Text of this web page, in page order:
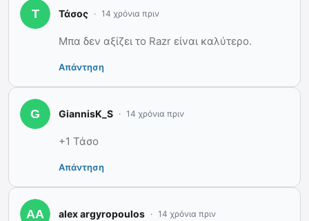
Τάσος 14 χρόνια πριν
Μπα δεν αξίζει το Razr είναι καλύτερο.
Απάντηση
GiannisK_S 14 χρόνια πριν
+1 Τάσο
Απάντηση
alex argyropoulos 14 χρόνια πριν